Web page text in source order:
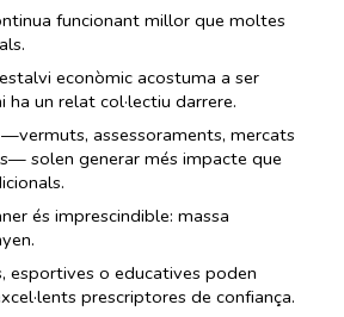
funcionant millor que moltes
econòmic acostuma a ser
ha un relat col·lectiu darrere.
assessoraments, mercats
solen generar més impacte que
és imprescindible: massa
esportives o educatives poden
prescriptores de confiança.